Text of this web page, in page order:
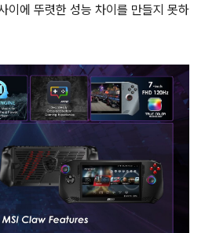
이에 뚜렷한 성능 차이를 만들지 못하